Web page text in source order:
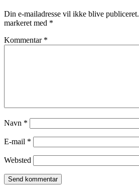
Din e-mailadresse vil ikke blive publiceret.
markeret med *
Kommentar *
Navn *
E-mail *
Websted